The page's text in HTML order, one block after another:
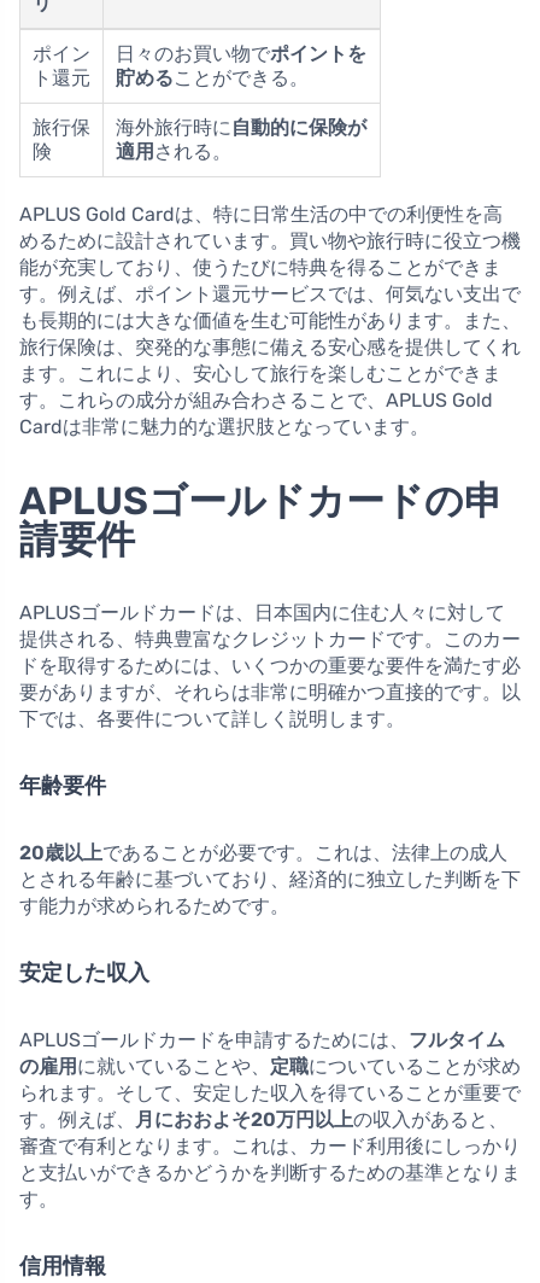
ポイン
ト還元
日々のお買い物でポイントを
貯めることができる。
旅行保
険
海外旅行時に自動的に保険が
適用 される。
APLUS Gold Cardは、特に日常生活の中での利便性を高
めるために設計されています。買い物や旅行時に役立つ機
能が充実しており、使うたびに特典を得ることができま
す。例えば、ポイント還元サービスでは、何気ない支出で
も長期的には大きな価値を生む可能性があります。また、
旅行保険は、突発的な事態に備える安心感を提供してくれ
ます。これにより、安心して旅行を楽しむことができま
す。これらの成分が組み合わさることで、APLUS Gold
Cardは非常に魅力的な選択肢となっています。
APLUSゴールドカードの申
請要件
APLUSゴールドカードは、日本国内に住む人々に対して
提供される、特典豊富なクレジットカードです。このカー
ドを取得するためには、いくつかの重要な要件を満たす必
要がありますが、それらは非常に明確かつ直接的です。以
下では、各要件について詳しく説明します。
年齢要件
20歳以上であることが必要です。これは、法律上の成人
とされる年齢に基づいており、経済的に独立した判断を下
す能力が求められるためです。
安定した収入
APLUSゴールドカードを申請するためには、 フルタイム
の雇用 に就いていることや、 定職についていることが求め
られます。そして、安定した収入を得ていることが重要で
す。例えば、
月におおよそ20万円以上の収入があると、
審査で有利となります。これは、カード利用後にしっかり
と支払いができるかどうかを判断するための基準となりま
す。
信用情報